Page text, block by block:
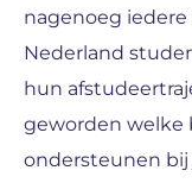
nagenoeg
Nederland
hun
geworden welke
ondersteunen